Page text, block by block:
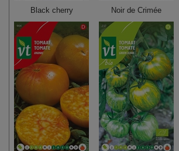
Black cherry Noir de Crimée